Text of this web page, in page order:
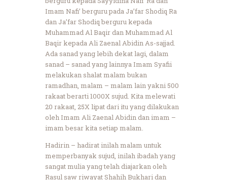
Imam Nafi’ berguru pada Ja’far Shodiq Ra
dan Ja’far Shodiq berguru kepada
Muhammad Al Baqir dan Muhammad Al
Baqir kepada Ali Zaenal Abidin As-sajjad.
Ada sanad yang lebih dekat lagi, dalam
sanad – sanad yang lainnya Imam Syafii
melakukan shalat malam bukan
ramadhan, malam – malam lain yakni 500
rakaat berarti 1000X sujud. Kita melewati
20 rakaat, 25X lipat dari itu yang dilakukan
oleh Imam Ali Zaenal Abidin dan imam –
imam besar kita setiap malam.
Hadirin – hadirat inilah malam untuk
memperbanyak sujud, inilah ibadah yang
sangat mulia yang telah diajarkan oleh
Rasul saw riwayat Shahih Bukhari dan